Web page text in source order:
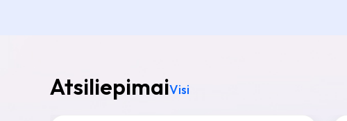
AtsiliepimaiVisi